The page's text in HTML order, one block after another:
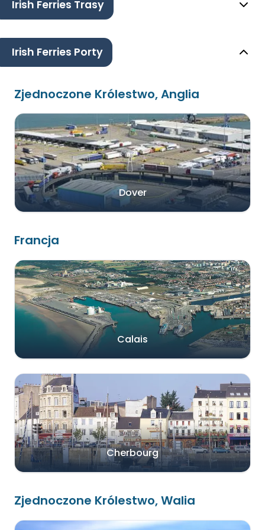
Irish Ferries Trasy
Irish Ferries Porty
Zjednoczone Królestwo, Anglia
Dover
Francja
Calais
Cherbourg
Zjednoczone Królestwo, Walia